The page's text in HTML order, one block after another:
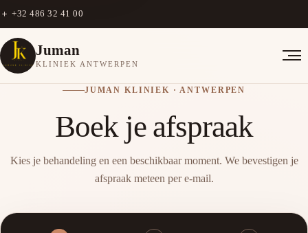
＋ +32 486 32 41 00
Juman
KLINIEK ANTWERPEN
JUMAN KLINIEK · ANTWERPEN
Boek je afspraak
Kies je behandeling en een beschikbaar moment. We bevestigen je
afspraak meteen per e-mail.